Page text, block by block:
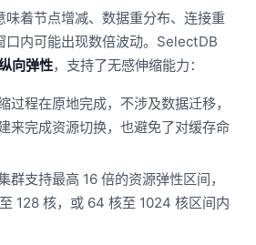
味着节点增减、数据重分布、连接重
口内可能出现数倍波动。SelectDB
向弹性，支持了无感伸缩能力：
过程在原地完成，不涉及数据迁移，
来完成资源切换，也避免了对缓存命
群支持最高 16 倍的资源弹性区间，
128 核，或 64 核至 1024 核区间内